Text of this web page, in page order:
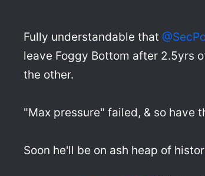
Fully understandable that
leave Foggy Bottom after 2.5yrs
the other.
"Max pressure" failed, & so have
Soon he'll be on ash heap of